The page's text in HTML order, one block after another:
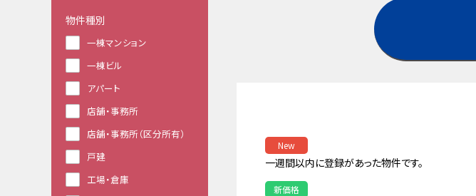
New
一週間以内に登録があった物件です。
新価格
物件種別
一棟マンション
一棟ビル
アパート
店舗・事務所
店舗・事務所（区分所有）
戸建
工場・倉庫